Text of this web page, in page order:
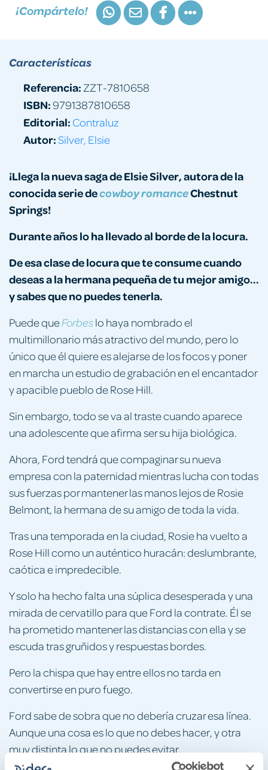
¡Compártelo!
¡Llega la nueva saga de Elsie Silver, autora de la
conocida serie decowboy romanceChestnut
Springs!
Durante años lo ha llevado al borde de la locura.
De esa clase de locura que te consume cuando
deseas a la hermana pequeña de tu mejor amigo...
y sabes que no puedes tenerla.
Puede queForbeslo haya nombrado el
multimillonario más atractivo del mundo, pero lo
único que él quiere es alejarse de los focos y poner
en marcha un estudio de grabación en el encantador
y apacible pueblo de Rose Hill.
Sin embargo, todo se va al traste cuando aparece
una adolescente que afirma ser su hija biológica.
Ahora, Ford tendrá que compaginar su nueva
empresa con la paternidad mientras lucha con todas
sus fuerzas por mantener las manos lejos de Rosie
Belmont, la hermana de su amigo de toda la vida.
Tras una temporada en la ciudad, Rosie ha vuelto a
Rose Hill como un auténtico huracán: deslumbrante,
caótica e impredecible.
Y solo ha hecho falta una súplica desesperada y una
mirada de cervatillo para que Ford la contrate. Él se
ha prometido mantener las distancias con ella y se
escuda tras gruñidos y respuestas bordes.
Pero la chispa que hay entre ellos no tarda en
convertirse en puro fuego.
Ford sabe de sobra que no debería cruzar esa línea.
Aunque una cosa es lo que no debes hacer, y otra
muy distinta lo que no puedes evitar.
Características
Referencia: ZZT-7810658
ISBN:9791387810658
Editorial: Contraluz
Autor:Silver, Elsie